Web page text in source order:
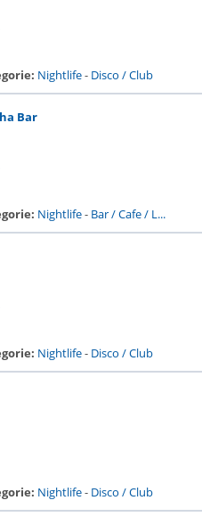
Nightlife- Disco / Club
Bar
Nightlife- Bar / Cafe / L...
Nightlife- Disco / Club
Nightlife- Disco / Club